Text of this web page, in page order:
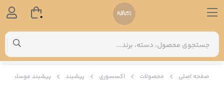
صفحه اصلی محصولات اکسسوری پیشبند پیشبند موسلین
0